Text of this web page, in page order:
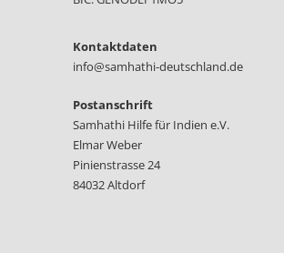
Kontaktdaten
info@samhathi-deutschland.de
Postanschrift
Samhathi Hilfe für Indien e.V.
Elmar Weber
Pinienstrasse 24
84032 Altdorf